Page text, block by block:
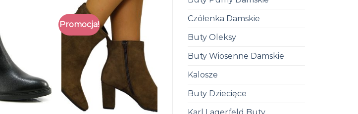
Czółenka Damskie
Buty Oleksy
Buty Wiosenne Damskie
Kalosze
Buty Dziecięce
Karl Lagerfeld Buty
Promocja!